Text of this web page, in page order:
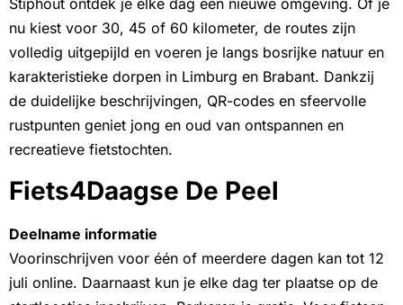
nu kiest voor 30, 45 of 60 kilometer, de routes zijn
volledig uitgepijld en voeren je langs bosrijke natuur en
karakteristieke dorpen in Limburg en Brabant. Dankzij
de duidelijke beschrijvingen, QR-codes en sfeervolle
rustpunten geniet jong en oud van ontspannen en
recreatieve fietstochten.
Fiets4Daagse De Peel
Deelname informatie
Voorinschrijven voor één of meerdere dagen kan tot 12
juli online. Daarnaast kun je elke dag ter plaatse op de